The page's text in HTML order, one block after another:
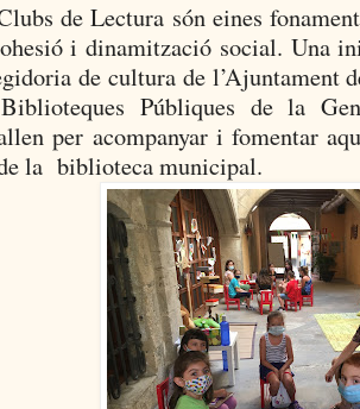
de Lectura són eines
i dinamització social. Una
de cultura de l’Ajuntament
Públiques de la
per acompanyar i fomentar
la biblioteca municipal.